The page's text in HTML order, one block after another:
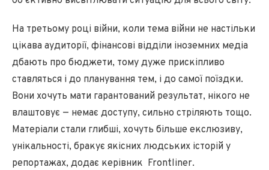
На третьому році війни, коли тема війни не настільки
цікава аудиторії, фінансові відділи іноземних медіа
дбають про бюджети, тому дуже прискіпливо
ставляться і до планування тем, і до самої поїздки.
Вони хочуть мати гарантований результат, нікого не
влаштовує — немає доступу, сильно стріляють тощо.
Матеріали стали глибші, хочуть більше екслюзиву,
унікальності, бракує якісних людських історій у
репортажах, додає керівник Frontliner.